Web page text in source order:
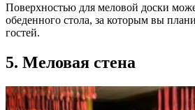
Поверхностью для меловой доски
обеденного стола, за которым вы
гостей.
5. Меловая стена